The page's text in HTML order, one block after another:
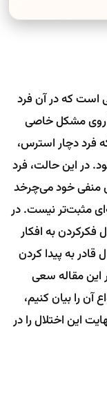
است که در آن فرد
روی مشکل خاصی
فرد دچار استرس،
در این حالت، فرد
منفی خود می‌چرخد
مثبت‌تر نیست. در
فکرکردن به افکار
به پیدا کردن
این مقاله سعی
آن را بیان کنیم،
این اختلال را در